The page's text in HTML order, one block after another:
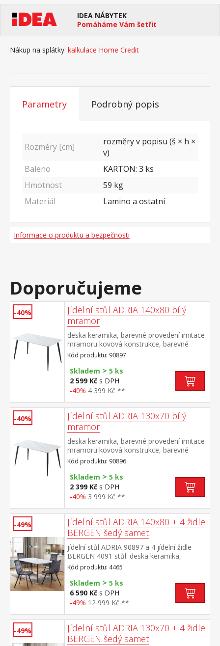
IDEA NÁBYTEK
Pomáháme Vám šetřit
Nákup na splátky: kalkulace Home Credit
Parametry Podrobný popis
Rozměry [cm]
rozměry v popisu (š × h ×
v)
Baleno
KARTON: 3 ks
Hmotnost
59 kg
Materiál
Lamino a ostatní
Informace o produktu a bezpečnosti
Doporučujeme
-40%
Jídelní stůl ADRIA 140x80 bílý
mramor
deska keramika, barevné provedení imitace
mramoru kovová konstrukce, barevné
provedení černá
Kód produktu: 90897
Skladem > 5 ks
2 599 Kč s DPH
-40% 4 399 Kč **
-40%
Jídelní stůl ADRIA 130x70 bílý
mramor
deska keramika, barevné provedení imitace
mramoru kovová konstrukce, barevné
provedení černá
Kód produktu: 90896
Skladem > 5 ks
2 399 Kč s DPH
-40% 3 999 Kč **
-49%
Jídelní stůl ADRIA 140x80 + 4 židle
BERGEN šedý samet
jídelní stůl ADRIA 90897 a 4 jídelní židle
BERGEN 4091 stůl: deska keramika,
barevné provedení imitace
mramoru kovová konstrukce, barevné
provedení černá židle: sametový potah,
barevné provedení šedá kovová konstrukce,
barevné provedení černá výška sedu židle
cm rozměr židle (š/h/v) 45 × 53 × 88 cm
Kód produktu: 4465
Skladem > 5 ks
6 590 Kč s DPH
-49% 12 999 Kč **
-49%
Jídelní stůl ADRIA 130x70 + 4 židle
BERGEN šedý samet